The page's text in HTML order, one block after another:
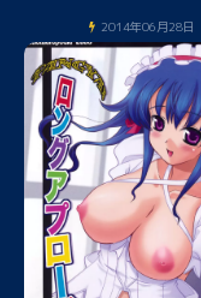
2014年06月28日